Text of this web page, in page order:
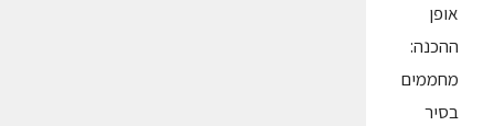
אופן
ההכנה:
מחממים
בסיר